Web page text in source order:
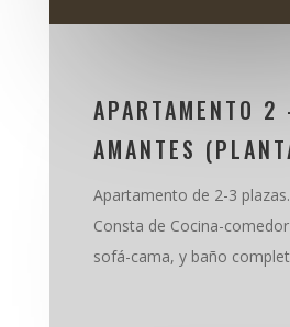
APARTAMENTO 2
AMANTES
Apartamento de 2-3 plazas.
Consta de Cocina-
sofá-cama, y baño